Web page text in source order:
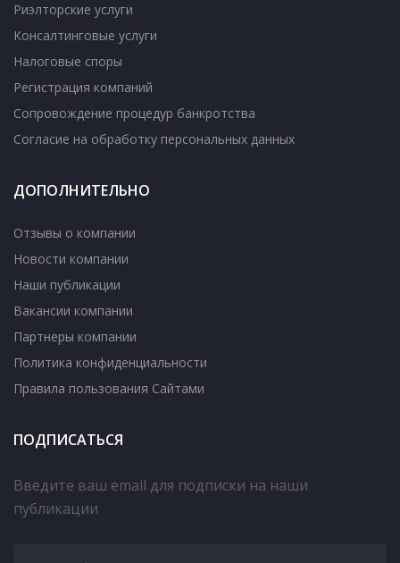
Риэлторские услуги
Консалтинговые услуги
Налоговые споры
Регистрация компаний
Сопровождение процедур банкротства
Согласие на обработку персональных данных
ДОПОЛНИТЕЛЬНО
Отзывы о компании
Новости компании
Наши публикации
Вакансии компании
Партнеры компании
Политика конфиденциальности
Правила пользования Сайтами
ПОДПИСАТЬСЯ
Введите ваш email для подписки на наши
публикации